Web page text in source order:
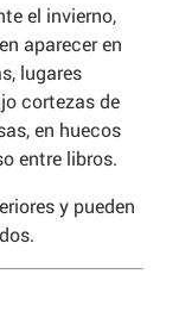
el invierno,
aparecer en
lugares
cortezas de
en huecos
entre libros.
y pueden